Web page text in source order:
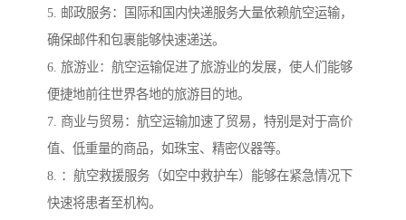
5. 邮政服务：国际和国内快递服务大量依赖航空运输，
确保邮件和包裹能够快速递送。
6. 旅游业：航空运输促进了旅游业的发展，使人们能够
便捷地前往世界各地的旅游目的地。
7. 商业与贸易：航空运输加速了贸易，特别是对于高价
值、低重量的商品，如珠宝、精密仪器等。
8. ：航空救援服务（如空中救护车）能够在紧急情况下
快速将患者至机构。